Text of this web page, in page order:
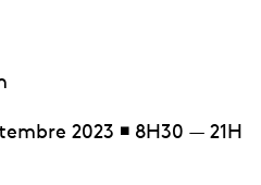
2023 ◾ 8H30 — 21H